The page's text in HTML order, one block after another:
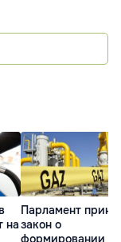
на
Парламент
закон о
формировании